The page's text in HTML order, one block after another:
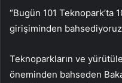
“Bugün 101 Teknopark’ta
girişiminden
Teknoparkların ve
öneminden bahseden